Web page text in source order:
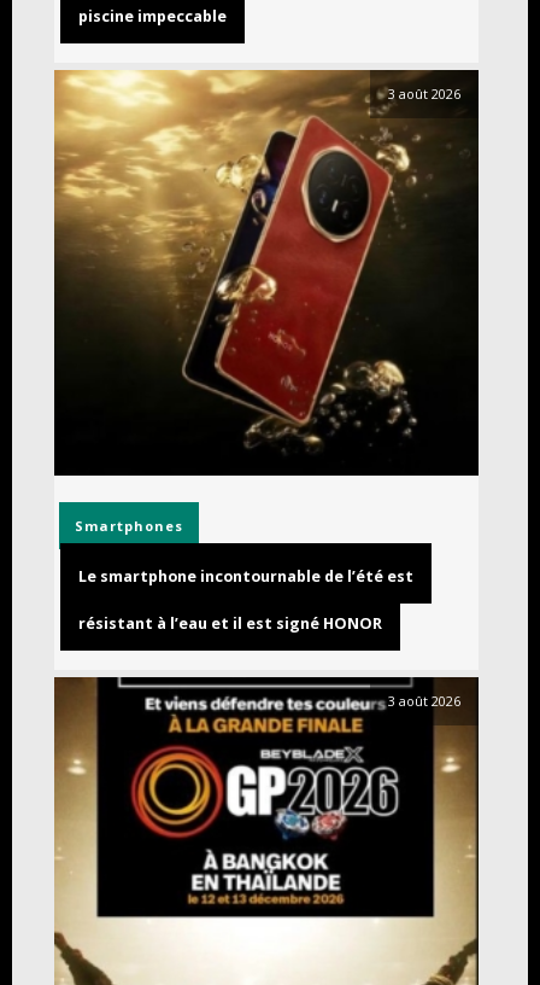
piscine impeccable
3 août 2026
Smartphones
Le smartphone incontournable de l’été est
résistant à l’eau et il est signé HONOR
3 août 2026